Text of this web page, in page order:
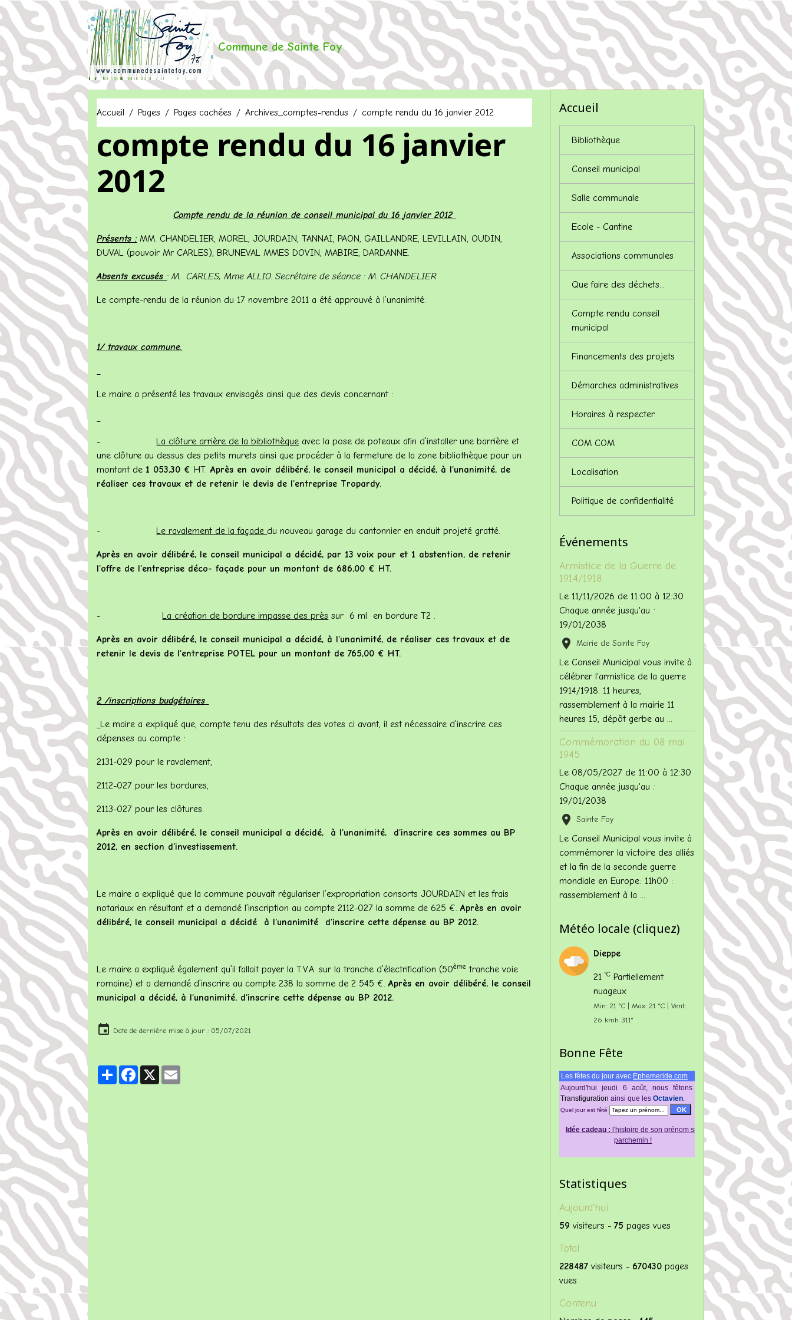
Commune de Sainte Foy
Accueil Pages Pages cachées Archives_comptes-rendus compte rendu du 16 janvier 2012
compte rendu du 16 janvier
2012
Compte rendu de la réunion de conseil municipal du 16 janvier 2012
Présents : MM. CHANDELIER, MOREL, JOURDAIN, TANNAI, PAON, GAILLANDRE, LEVILLAIN, OUDIN,
DUVAL (pouvoir Mr CARLES), BRUNEVAL MMES DOVIN, MABIRE, DARDANNE.
Absents excusés: M. CARLES, Mme ALLIO. Secrétaire de séance : M. CHANDELIER
Le compte-rendu de la réunion du 17 novembre2011 a été approuvé à l’unanimité.
1/ travaux commune.
Le maire a présenté les travaux envisagés ainsi que des devis concernant :
-La clôture arrière de la bibliothèque avec la pose de poteaux afin d’installer une barrière et
une clôture au dessus des petits murets ainsi que procéder à la fermeture de la zone bibliothèque pour un
montant de 1 053,30 €HT. Après en avoir délibéré, le conseil municipal a décidé, à l’unanimité, de
réaliser ces travaux et de retenir le devis de l’entreprise Tropardy.
-Le ravalement de la façade du nouveau garage du cantonnier en enduit projeté gratté.
Après en avoir délibéré, le conseil municipal a décidé, par 13 voix pour et 1 abstention, de retenir
l’offre de l’entreprise déco- façade pour un montant de 686,00 € HT.
-La création de bordure impasse des près sur 6 ml en bordure T2 :
Après en avoir délibéré, le conseil municipal a décidé, à l’unanimité, de réaliser ces travaux et de
retenir le devis de l’entreprise POTEL pour un montant de 765,00 € HT.
2 /inscriptions budgétaires
Le maire a expliqué que, compte tenu des résultats des votes ci avant, il est nécessaire d’inscrire ces
dépenses au compte :
2131-029 pour le ravalement,
2112-027 pour les bordures,
2113-027 pour les clôtures.
Après en avoir délibéré, le conseil municipal a décidé, à l’unanimité, d’inscrire ces sommes au BP
2012, en section d’investissement.
Le maire a expliqué que la commune pouvait régulariser l’expropriation consorts JOURDAIN et les frais
notariaux en résultant et a demandé l’inscription au compte 2112-027 la somme de 625 €.Après en avoir
délibéré, le conseil municipal a décidé à l’unanimité d’inscrire cette dépense au BP 2012.
Le maire a expliqué également qu’il fallait payerla T.V.A. sur la tranche d’électrification (50ème tranche voie
romaine) et a demandé d’inscrire au compte 238 la somme de 2 545 €.Après en avoir délibéré, le conseil
municipal a décidé, à l’unanimité, d’inscrire cette dépense au BP 2012.
Date de dernière mise à jour : 05/07/2021
PartagerFacebook
X
Accueil
Bibliothèque
Conseil municipal
Salle communale
Ecole - Cantine
Associations communales
Que faire des déchets...
Compte rendu conseil
municipal
Financements des projets
Démarches administratives
Horaires à respecter
COM COM
Localisation
Politique de confidentialité
Événements
Armistice de la Guerre de
1914/1918
Le 11/11/2026 de 11:00 à 12:30
Chaque année jusqu'au :
19/01/2038
Mairie de Sainte Foy
Le Conseil Municipal vous invite à
célébrer l'armistice de la guerre
1914/1918. 11 heures,
rassemblement à la mairie 11
heures 15, dépôt gerbe au ...
Commémoration du 08 mai
1945
Le 08/05/2027 de 11:00 à 12:30
Chaque année jusqu'au :
19/01/2038
Sainte Foy
Le Conseil Municipal vous invite à
commémorer la victoire des alliés
et la fin de la seconde guerre
mondiale en Europe: 11h00 :
rassemblement à la ...
Météo locale (cliquez)
Dieppe
21 °C Partiellement
nuageux
Min: 21 °C | Max: 21 °C | Vent:
26 kmh 311°
Bonne Fête
Les fêtes du jour avec Ephemeride.com
Aujourd'hui jeudi 6 août, nous fêtons
Transfigurаtiοn аinsi quе lеsOctavien.
Quel jour est fêté
Idée cadeau : l'histoire de son prénom sur
parchemin !
Statistiques
Aujourd'hui
59 visiteurs -75 pages vues
Total
228487 visiteurs - 670430 pages
vues
Contenu